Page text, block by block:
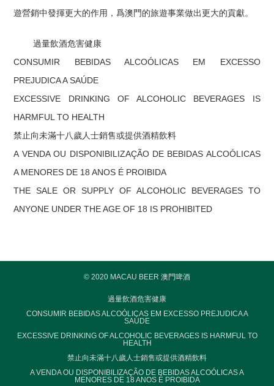
遊營銷中發揮更大的作用，爲澳門的旅遊事業做出更大的貢獻。
過量飲酒危害健康
CONSUMIR BEBIDAS ALCOÓLICAS EM EXCESSO
PREJUDICA A SAÚDE
EXCESSIVE DRINKING OF ALCOHOLIC BEVERAGES IS
HARMFUL TO HEALTH
禁止向未滿十八歲人士銷售或提供酒精飲料
A VENDA OU DISPONIBILIZAÇÃO DE BEBIDAS ALCOÓLICAS
A MENORES DE 18 ANOS É PROIBIDA
THE SALE OR SUPPLY OF ALCOHOLIC BEVERAGES TO
ANYONE UNDER THE AGE OF 18 IS PROHIBITED
© 2020 MACAU BEER 澳門啤酒
過量飲酒危害健康
CONSUMIR BEBIDAS ALCOÓLICAS EM EXCESSO PREJUDICA A
SAÚDE
EXCESSIVE DRINKING OF ALCOHOLIC BEVERAGES IS HARMFUL TO
HEALTH
禁止向未滿十八歲人士銷售或提供酒精飲料
A VENDA OU DISPONIBILIZAÇÃO DE BEBIDAS ALCOÓLICAS A
MENORES DE 18 ANOS É PROIBIDA